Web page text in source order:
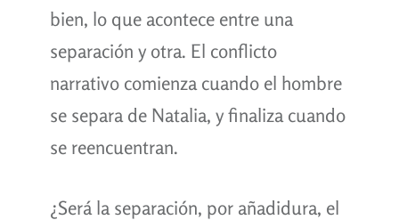
bien, lo que acontece entre una
separación y otra. El conflicto
narrativo comienza cuando el hombre
se separa de Natalia, y finaliza cuando
se reencuentran.
¿Será la separación, por añadidura, el